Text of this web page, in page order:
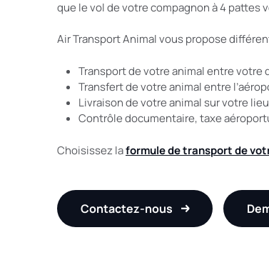
que le vol de votre compagnon à 4 pattes
Air Transport Animal vous propose
Transport de votre animal entre votre
Transfert de votre animal entre
Livraison de votre animal sur votre
Contrôle documentaire, taxe
Choisissez laformule de transport de
Contactez-nous